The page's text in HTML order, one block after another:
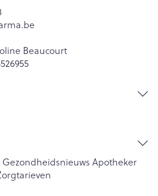
Beaucourt
Gezondheidsnieuws Apotheker